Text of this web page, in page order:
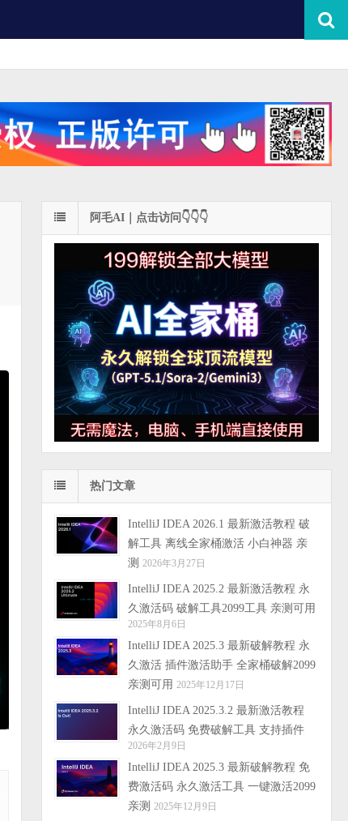
阿毛AI｜点击访问👇👇👇
热门文章
IntelliJ IDEA 2026.1 最新激活教程 破
解工具 离线全家桶激活 小白神器 亲
测 2026年3月27日
IntelliJ IDEA 2025.2 最新激活教程 永
久激活码 破解工具2099工具 亲测可用
2025年8月6日
IntelliJ IDEA 2025.3 最新破解教程 永
久激活 插件激活助手 全家桶破解2099
亲测可用 2025年12月17日
IntelliJ IDEA 2025.3.2 最新激活教程
永久激活码 免费破解工具 支持插件
2026年2月9日
IntelliJ IDEA 2025.3 最新破解教程 免
费激活码 永久激活工具 一键激活2099
亲测 2025年12月9日